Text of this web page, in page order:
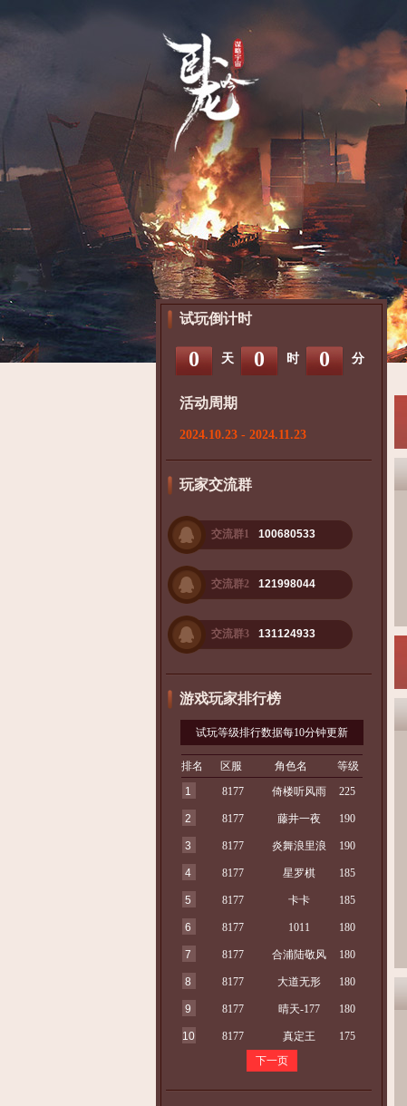
试玩倒计时
0 天 0 时 0 分
活动周期
2024.10.23 - 2024.11.23
玩家交流群
交流群1 100680533
交流群2 121998044
交流群3 131124933
游戏玩家排行榜
试玩等级排行数据每10分钟更新
排名 区服 角色名
等级
1
8177 倚楼听风雨 225
2 8177 藤井一夜 190
3 8177 炎舞浪里浪 190
4 8177 星罗棋 185
5 8177 卡卡 185
6 8177 1011 180
7 8177 合浦陆敬风 180
8 8177 大道无形 180
9 8177 晴天-177 180
10 8177 真定王
175
下一页